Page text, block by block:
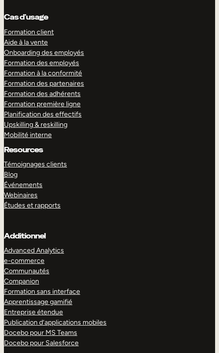
Cas d’usage
Formation client
Aide à la vente
Onboarding des employés
Formation des employés
Formation à la conformité
Formation des partenaires
Formation des adhérents
Formation première ligne
Planification des effectifs
Upskilling & reskilling
Mobilité interne
Resources
Témoignages clients
Blog
Événements
Webinaires
Études et rapports
Additionnel
Advanced Analytics
e-commerce
Communautés
Companion
Formation sans interface
Apprentissage gamifié
Entreprise étendue
Publication d’applications mobiles
Docebo pour MS Teams
Docebo pour Salesforce